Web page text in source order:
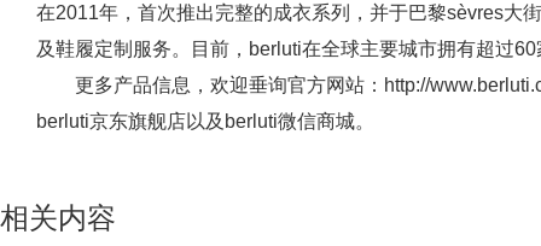
在2011年，首次推出完整的成衣系列，并于巴黎sèvres大
及鞋履定制服务。目前，berluti在全球主要城市拥有超过
更多产品信息，欢迎垂询官方网站：http://
berluti京东旗舰店以及berluti微信商城。
相关内容